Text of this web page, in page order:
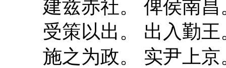
建兹赤社。 俾侯南昌
受策以出。 出入勤王
施之为政。 实尹上京